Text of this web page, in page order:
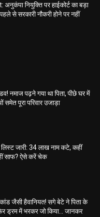
नियुक्ति पर हाईकोर्ट का बड़ा
से सरकारी नौकरी होने पर नहीं
नमाज पढ़ने गया था पिता, पीछे घर में
समेत पूरा परिवार उजाड़ा
जारी: 34 लाख नाम कटे, कहीं
साफ? ऐसे करें चेक
जैसी हैवानियत! सगे बेटे ने पिता के
ड्रम में भरकर जो किया… जानकर